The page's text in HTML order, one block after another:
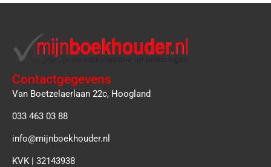
Contactgegevens
Van Boetzelaerlaan 22c, Hoogland
033 463 03 88
info@mijnboekhouder.nl
KVK | 32143938